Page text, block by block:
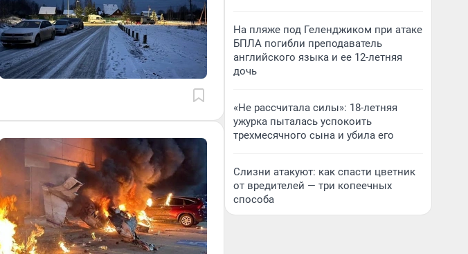
На пляже под Геленджиком при атаке
БПЛА погибли преподаватель
английского языка и ее 12-летняя
дочь
«Не рассчитала силы»: 18-летняя
ужурка пыталась успокоить
трехмесячного сына и убила его
Слизни атакуют: как спасти цветник
от вредителей — три копеечных
способа